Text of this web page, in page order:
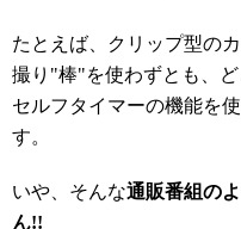
たとえば、クリップ型の
撮り"棒"を使わずとも、ど
セルフタイマーの機能を
す。
いや、そんな通販番組の
ん!!